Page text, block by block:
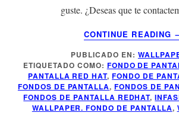
guste. ¿Deseas que te
CONTINUE READING
PUBLICADO EN:
ETIQUETADO COMO: FONDO DE
PANTALLA RED HAT,FONDO DE
FONDOS DE PANTALLA,FONDOS DE
FONDOS DE PANTALLA REDHAT,
WALLPAPER. FONDO DE PANTALLA,